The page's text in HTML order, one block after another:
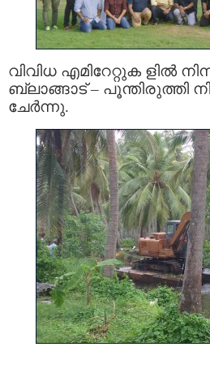
വിവിധ എമിറേറ്റുക ളിൽ
ബ്ലാങ്ങാട് – പൂന്തിരുത്തി
ചേർന്നു.